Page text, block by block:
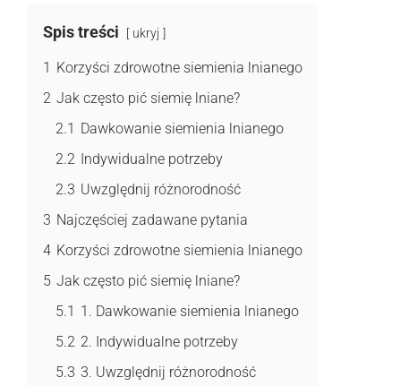
Spis treści ukryj
1 Korzyści zdrowotne siemienia lnianego
2 Jak często pić siemię lniane?
2.1 Dawkowanie siemienia lnianego
2.2 Indywidualne potrzeby
2.3 Uwzględnij różnorodność
3 Najczęściej zadawane pytania
4 Korzyści zdrowotne siemienia lnianego
5 Jak często pić siemię lniane?
5.1 1. Dawkowanie siemienia lnianego
5.2 2. Indywidualne potrzeby
5.3 3. Uwzględnij różnorodność